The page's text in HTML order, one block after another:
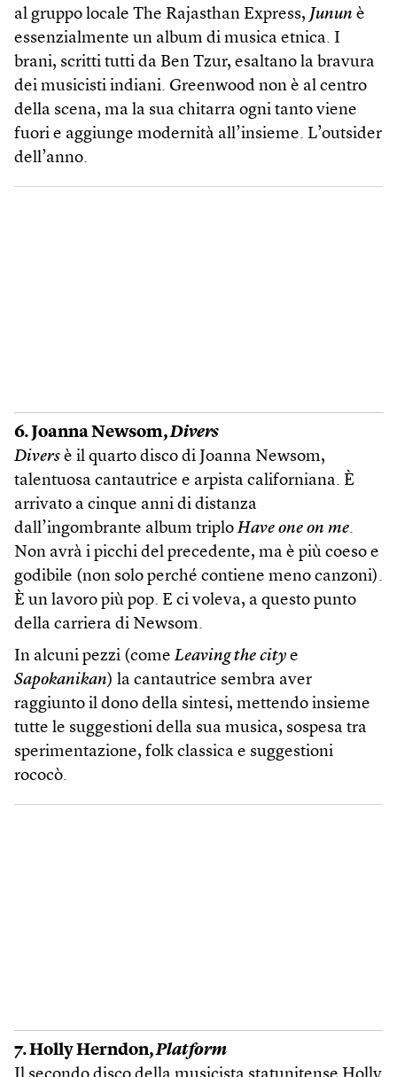
al gruppo locale The Rajasthan Express, Junun è
essenzialmente un album di musica etnica. I
brani, scritti tutti da Ben Tzur, esaltano la bravura
dei musicisti indiani. Greenwood non è al centro
della scena, ma la sua chitarra ogni tanto viene
fuori e aggiunge modernità all’insieme. L’outsider
dell’anno.
6. Joanna Newsom,Divers
Divers è il quarto disco di Joanna Newsom,
talentuosa cantautrice e arpista californiana. È
arrivato a cinque anni di distanza
dall’ingombrante album triplo Have one on me.
Non avrà i picchi del precedente, ma è più coeso e
godibile (non solo perché contiene meno canzoni).
È un lavoro più pop. E ci voleva, a questo punto
della carriera di Newsom.
In alcuni pezzi (come Leaving the city e
Sapokanikan) la cantautrice sembra aver
raggiunto il dono della sintesi, mettendo insieme
tutte le suggestioni della sua musica, sospesa tra
sperimentazione, folk classica e suggestioni
rococò.
7. Holly Herndon,Platform